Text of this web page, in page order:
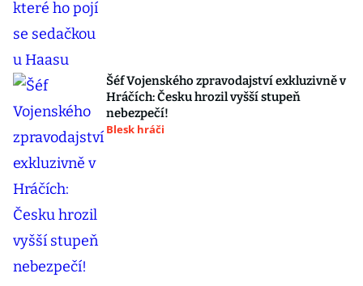
Šéf Vojenského zpravodajství exkluzivně v
Hráčích: Česku hrozil vyšší stupeň
nebezpečí!
Blesk hráči